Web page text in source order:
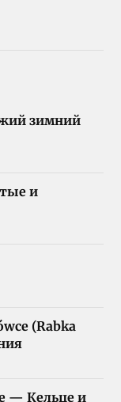
зимний
и
(Rabka
— Кельце и